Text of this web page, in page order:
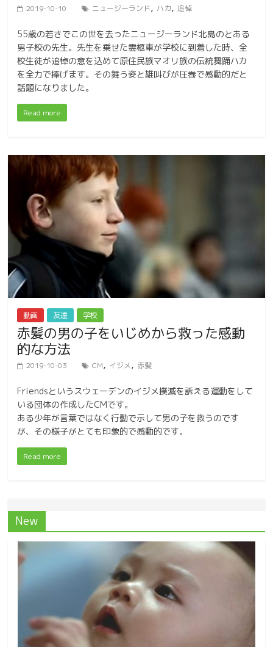
2019-10-10 ニュージーランド, ハカ,追悼
55歳の若さでこの世を去ったニュージーランド北島のとある
男子校の先生。先生を乗せた霊柩車が学校に到着した時、全
校生徒が追悼の意を込めて原住民族マオリ族の伝統舞踊ハカ
を全力で捧げます。その舞う姿と雄叫びが圧巻で感動的だと
話題になりました。
Read more
動画 友達 学校
赤髪の男の子をいじめから救った感動
的な方法
2019-10-03 CM, イジメ, 赤髪
Friendsというスウェーデンのイジメ撲滅を訴える運動をして
いる団体の作成したCMです。
ある少年が言葉ではなく行動で示して男の子を救うのです
が、その様子がとても印象的で感動的です。
Read more
New